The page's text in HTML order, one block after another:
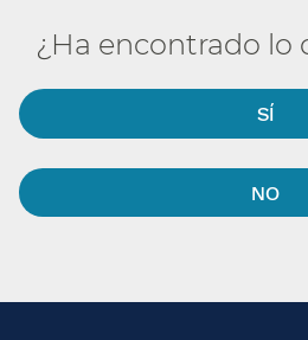
¿Ha encontrado lo
SÍ​​
NO​​